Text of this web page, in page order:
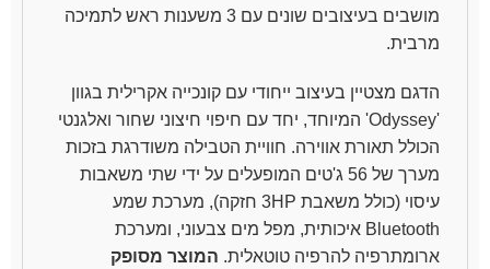
מושבים בעיצובים שונים עם 3 משענות ראש לתמיכה
מרבית.
הדגם מצטיין בעיצוב ייחודי עם קונכייה אקרילית בגוון
'Odyssey' המיוחד, יחד עם חיפוי חיצוני שחור ואלגנטי
הכולל תאורת אווירה. חוויית הטבילה משודרגת בזכות
מערך של 56 ג'טים המופעלים על ידי שתי משאבות
עיסוי (כולל משאבת 3HP חזקה), מערכת שמע
Bluetooth איכותית, מפל מים צבעוני, ומערכת
ארומתרפיה להרפיה טוטאלית. המוצר מסופק